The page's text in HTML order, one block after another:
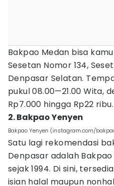
Bakpao Medan bisa
Sesetan Nomor 134,
Denpasar Selatan.
pukul 08.00—21.00 Wita,
Rp7.000 hingga Rp22 ribu.
2. Bakpao Yenyen
Bakpao Yenyen (instagram.com/
Satu lagi rekomendasi
Denpasar adalah
sejak 1994. Di sini,
isian halal maupun